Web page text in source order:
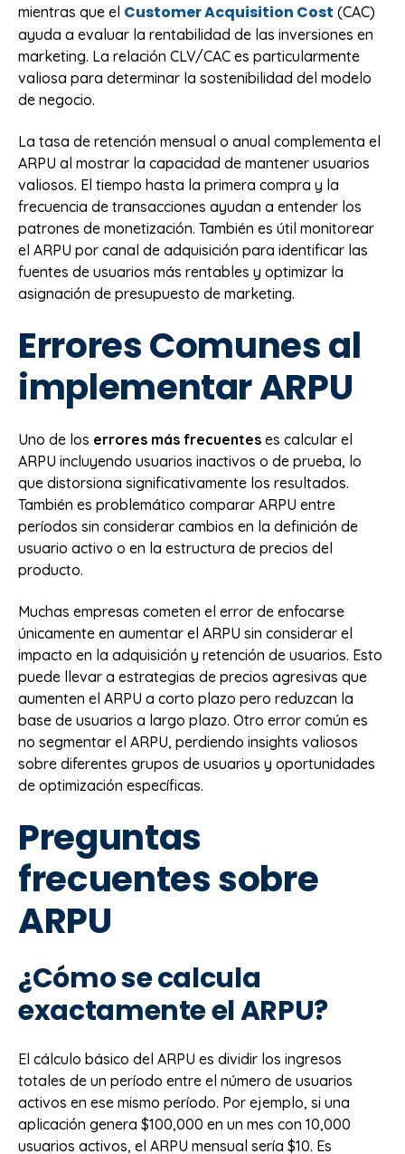
mientras que el Customer Acquisition Cost (CAC)
ayuda a evaluar la rentabilidad de las inversiones en
marketing. La relación CLV/CAC es particularmente
valiosa para determinar la sostenibilidad del modelo
de negocio.
La tasa de retención mensual o anual complementa el
ARPU al mostrar la capacidad de mantener usuarios
valiosos. El tiempo hasta la primera compra y la
frecuencia de transacciones ayudan a entender los
patrones de monetización. También es útil monitorear
el ARPU por canal de adquisición para identificar las
fuentes de usuarios más rentables y optimizar la
asignación de presupuesto de marketing.
Errores Comunes al
implementar ARPU
Uno de los errores más frecuentes es calcular el
ARPU incluyendo usuarios inactivos o de prueba, lo
que distorsiona significativamente los resultados.
También es problemático comparar ARPU entre
períodos sin considerar cambios en la definición de
usuario activo o en la estructura de precios del
producto.
Muchas empresas cometen el error de enfocarse
únicamente en aumentar el ARPU sin considerar el
impacto en la adquisición y retención de usuarios. Esto
puede llevar a estrategias de precios agresivas que
aumenten el ARPU a corto plazo pero reduzcan la
base de usuarios a largo plazo. Otro error común es
no segmentar el ARPU, perdiendo insights valiosos
sobre diferentes grupos de usuarios y oportunidades
de optimización específicas.
Preguntas
frecuentes sobre
ARPU
¿Cómo se calcula
exactamente el ARPU?
El cálculo básico del ARPU es dividir los ingresos
totales de un período entre el número de usuarios
activos en ese mismo período. Por ejemplo, si una
aplicación genera $100,000 en un mes con 10,000
usuarios activos, el ARPU mensual sería $10. Es